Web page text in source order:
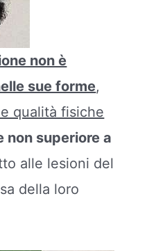
non è
sue forme,
qualità fisiche
non superiore a
alle lesioni del
della loro